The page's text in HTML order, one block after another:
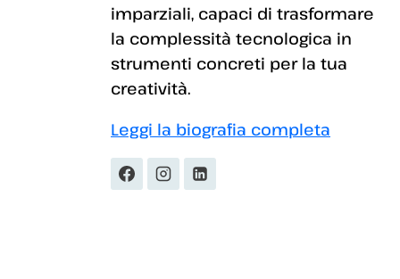
imparziali, capaci di trasformare
la complessità tecnologica in
strumenti concreti per la tua
creatività.
Leggi la biografia completa